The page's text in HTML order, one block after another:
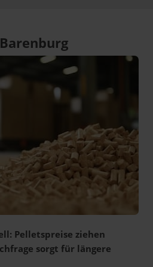
Pelletspreise ziehen
sorgt für längere